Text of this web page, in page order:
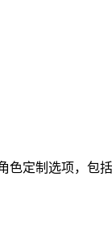
定制选项，包